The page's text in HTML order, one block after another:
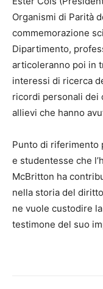
Organismi di Parità
commemorazione
Dipartimento,
articoleranno poi in
interessi di ricerca
ricordi personali dei
allievi che hanno
Punto di riferimento
e studentesse che
McBritton ha
nella storia del
ne vuole custodire
testimone del suo